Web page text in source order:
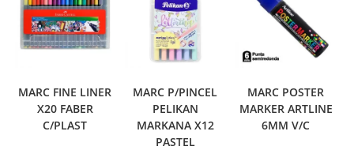
MARC FINE LINER
X20 FABER
C/PLAST
MARC P/PINCEL
PELIKAN
MARKANA X12
PASTEL
MARC POSTER
MARKER ARTLINE
6MM V/C